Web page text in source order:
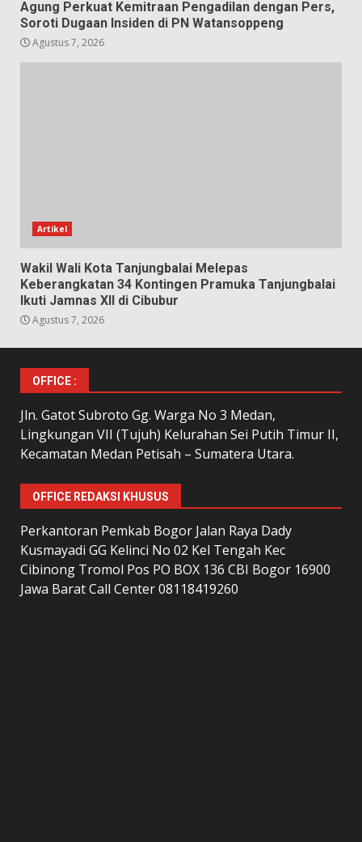
Agung Perkuat Kemitraan Pengadilan dengan Pers,
Soroti Dugaan Insiden di PN Watansoppeng
Agustus 7, 2026
Artikel
Wakil Wali Kota Tanjungbalai Melepas
Keberangkatan 34 Kontingen Pramuka Tanjungbalai
Ikuti Jamnas XII di Cibubur
Agustus 7, 2026
OFFICE :
Jln. Gatot Subroto Gg. Warga No 3 Medan,
Lingkungan VII (Tujuh) Kelurahan Sei Putih Timur II,
Kecamatan Medan Petisah – Sumatera Utara.
OFFICE REDAKSI KHUSUS
Perkantoran Pemkab Bogor Jalan Raya Dady
Kusmayadi GG Kelinci No 02 Kel Tengah Kec
Cibinong Tromol Pos PO BOX 136 CBI Bogor 16900
Jawa Barat Call Center 08118419260